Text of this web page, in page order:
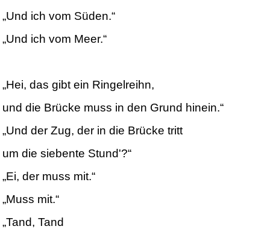
„Und ich vom Süden.“
„Und ich vom Meer.“
„Hei, das gibt ein Ringelreihn,
und die Brücke muss in den Grund hinein.“
„Und der Zug, der in die Brücke tritt
um die siebente Stund'?“
„Ei, der muss mit.“
„Muss mit.“
„Tand, Tand